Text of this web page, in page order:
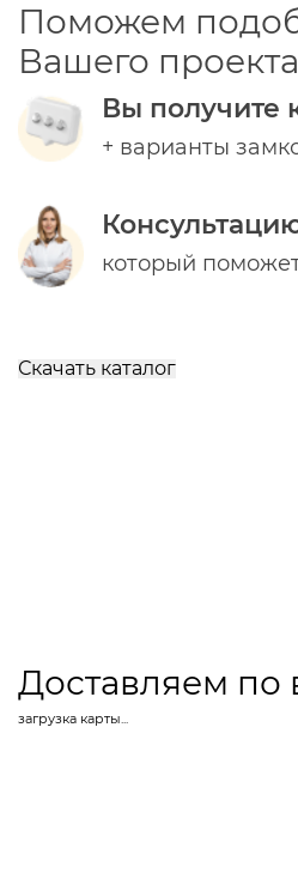
Поможем
Вашего проекта
Вы получите
+ варианты
который
Скачать каталог
Доставляем по
загрузка карты...